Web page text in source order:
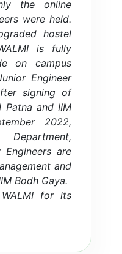
for Newly
(On
Govt. of
the online
were held.
hostel
is fully
on campus
Engineer
signing of
Patna and IIM
2022,
Engineers are
and
Bodh Gaya.
for its